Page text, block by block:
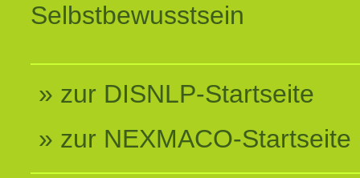
Selbstbewusstsein
» zur DISNLP-Startseite
» zur NEXMACO-Startseite